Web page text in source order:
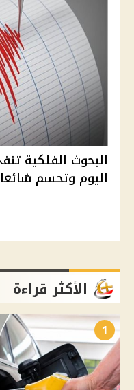
البحوث الفلكية
اليوم وتحسم
الأكثر قراءة
1